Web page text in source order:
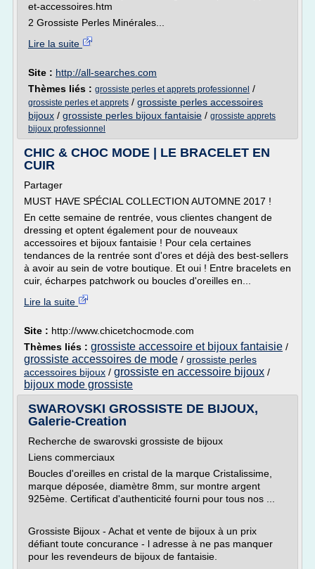
et-accessoires.htm
2 Grossiste Perles Minérales...
Lire la suite
Site : http://all-searches.com
Thèmes liés : grossiste perles et apprets professionnel /
grossiste perles et apprets / grossiste perles accessoires
bijoux / grossiste perles bijoux fantaisie / grossiste apprets
bijoux professionnel
CHIC & CHOC MODE | LE BRACELET EN
CUIR
Partager
MUST HAVE SPÉCIAL COLLECTION AUTOMNE 2017 !
En cette semaine de rentrée, vous clientes changent de
dressing et optent également pour de nouveaux
accessoires et bijoux fantaisie ! Pour cela certaines
tendances de la rentrée sont d'ores et déjà des best-sellers
à avoir au sein de votre boutique. Et oui ! Entre bracelets en
cuir, écharpes patchwork ou boucles d'oreilles en...
Lire la suite
Site : http://www.chicetchocmode.com
Thèmes liés : grossiste accessoire et bijoux fantaisie /
grossiste accessoires de mode / grossiste perles
accessoires bijoux / grossiste en accessoire bijoux /
bijoux mode grossiste
SWAROVSKI GROSSISTE DE BIJOUX,
Galerie-Creation
Recherche de swarovski grossiste de bijoux
Liens commerciaux
Boucles d'oreilles en cristal de la marque Cristalissime,
marque déposée, diamètre 8mm, sur montre argent
925ème. Certificat d'authenticité fourni pour tous nos ...
Grossiste Bijoux - Achat et vente de bijoux à un prix
défiant toute concurance - l adresse à ne pas manquer
pour les revendeurs de bijoux de fantaisie.